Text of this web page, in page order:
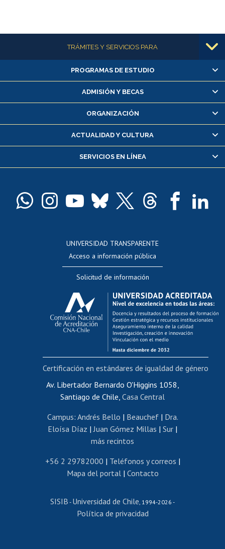
Más informaciónTRÁMITES Y SERVICIOS PARA
Alumnas/os y exalumnas/os
Matrícula en línea
Inscripción y cambio de asignaturas
Consulta y certificado de notas
Servicio médico y dental
Pago de arancel y crédito alumnos
Docentes
Perfeccionamiento
Editar Portafolio Académico
Evaluación docente
Calificación académica
Postulación al AUCAI
Funcionarias/os
Cursos internos de capacitación
Bienestar del personal
Portal de movilidad interna
Certificado de renta
Certificado de renta honorarios
Editar páginas blancas
Extranjeras/os
Revalidación y reconocimiento de títulos
Postulación al Programa de Movilidad Estudiantil
Cursos de español
PROGRAMAS DE ESTUDIO
ADMISIÓN Y BECAS
ORGANIZACIÓN
ACTUALIDAD Y CULTURA
SERVICIOS EN LÍNEA
UNIVERSIDAD TRANSPARENTE
Acceso a información pública
Solicitud de información
Av. Libertador Bernardo O'Higgins 1058,
Santiago de Chile, Casa Central
Campus: Andrés Bello | Beauchef| Dra.
Eloísa Díaz | Juan Gómez Millas | Sur |
más recintos
+56 2 29782000 | Teléfonos y correos |
Mapa del portal| Contacto
SISIB - Universidad de Chile , 1994-2026 -
Política de privacidad
Certificación en estándares de igualdad de género